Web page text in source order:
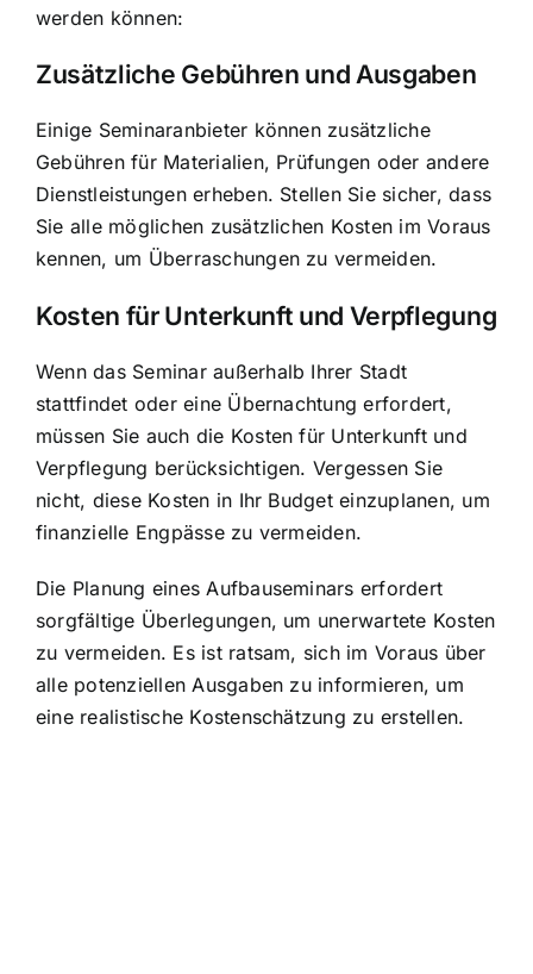
werden können:
Zusätzliche Gebühren und Ausgaben
Einige Seminaranbieter können zusätzliche
Gebühren für Materialien, Prüfungen oder andere
Dienstleistungen erheben. Stellen Sie sicher, dass
Sie alle möglichen zusätzlichen Kosten im Voraus
kennen, um Überraschungen zu vermeiden.
Kosten für Unterkunft und Verpflegung
Wenn das Seminar außerhalb Ihrer Stadt
stattfindet oder eine Übernachtung erfordert,
müssen Sie auch die Kosten für Unterkunft und
Verpflegung berücksichtigen. Vergessen Sie
nicht, diese Kosten in Ihr Budget einzuplanen, um
finanzielle Engpässe zu vermeiden.
Die Planung eines Aufbauseminars erfordert
sorgfältige Überlegungen, um unerwartete Kosten
zu vermeiden. Es ist ratsam, sich im Voraus über
alle potenziellen Ausgaben zu informieren, um
eine realistische Kostenschätzung zu erstellen.